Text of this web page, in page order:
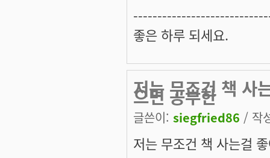
좋은 하루 되세요.
저는 무조건 책 사
으면 공부한
글쓴이: siegfried86 / 작
저는 무조건 책 사는걸